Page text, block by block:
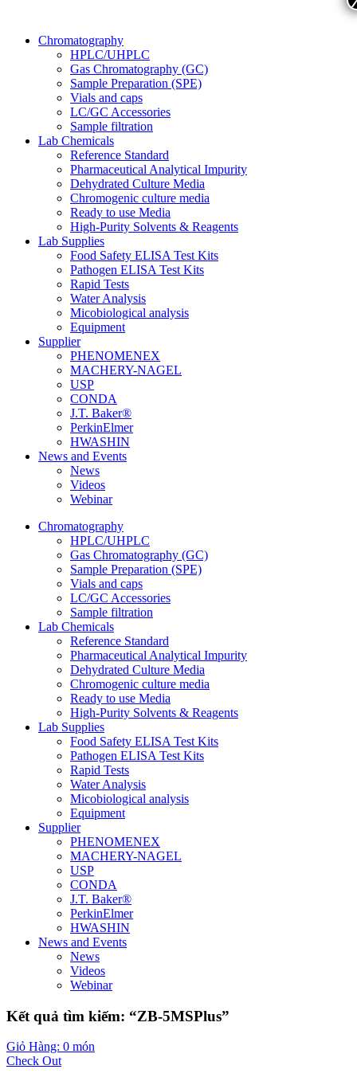
Chromatography
HPLC/UHPLC
Gas Chromatography (GC)
Sample Preparation (SPE)
Vials and caps
LC/GC Accessories
Sample filtration
Lab Chemicals
Reference Standard
Pharmaceutical Analytical Impurity
Dehydrated Culture Media
Chromogenic culture media
Ready to use Media
High-Purity Solvents & Reagents
Lab Supplies
Food Safety ELISA Test Kits
Pathogen ELISA Test Kits
Rapid Tests
Water Analysis
Micobiological analysis
Equipment
Supplier
PHENOMENEX
MACHERY-NAGEL
USP
CONDA
J.T. Baker®
PerkinElmer
HWASHIN
News and Events
News
Videos
Webinar
Chromatography
HPLC/UHPLC
Gas Chromatography (GC)
Sample Preparation (SPE)
Vials and caps
LC/GC Accessories
Sample filtration
Lab Chemicals
Reference Standard
Pharmaceutical Analytical Impurity
Dehydrated Culture Media
Chromogenic culture media
Ready to use Media
High-Purity Solvents & Reagents
Lab Supplies
Food Safety ELISA Test Kits
Pathogen ELISA Test Kits
Rapid Tests
Water Analysis
Micobiological analysis
Equipment
Supplier
PHENOMENEX
MACHERY-NAGEL
USP
CONDA
J.T. Baker®
PerkinElmer
HWASHIN
News and Events
News
Videos
Webinar
Kết quả tìm kiếm: “ZB-5MSPlus”
Giỏ Hàng: 0 món
Check Out